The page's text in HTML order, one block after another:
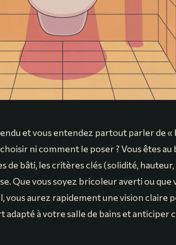
et vous entendez partout parler de
ni comment le poser ? Vous êtes
de bâti, les critères clés (solidité,
Que vous soyez bricoleur averti ou
vous aurez rapidement une vision claire
à votre salle de bains et anticiper